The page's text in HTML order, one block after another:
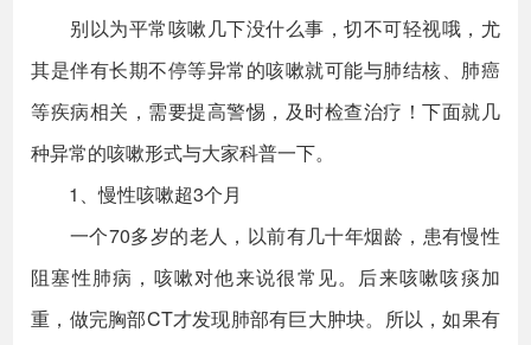
别以为平常咳嗽几下没什么事，切不可轻视哦，尤
其是伴有长期不停等异常的咳嗽就可能与肺结核、肺癌
等疾病相关，需要提高警惕，及时检查治疗！下面就几
种异常的咳嗽形式与大家科普一下。
1、慢性咳嗽超3个月
一个70多岁的老人，以前有几十年烟龄，患有慢性
阻塞性肺病，咳嗽对他来说很常见。后来咳嗽咳痰加
重，做完胸部CT才发现肺部有巨大肿块。所以，如果有